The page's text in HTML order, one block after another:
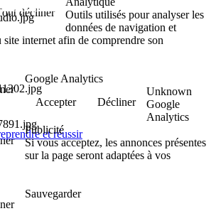
cœurs des mots
et réussir
décliner
Outils utilisés pour analyser les
données de navigation et
internet afin de comprendre son
Google Analytics
Accepter
Décliner
Unknown
Google
Analytics
Publicité
Si vous acceptez, les annonces présentes
sur la page seront adaptées à vos
Sauvegarder